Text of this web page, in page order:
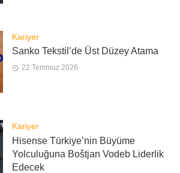
Kariyer
Sanko Tekstil’de Üst Düzey Atama
22 Temmuz 2026
Kariyer
Hisense Türkiye’nin Büyüme
Yolculuğuna Boštjan Vodeb Liderlik
Edecek